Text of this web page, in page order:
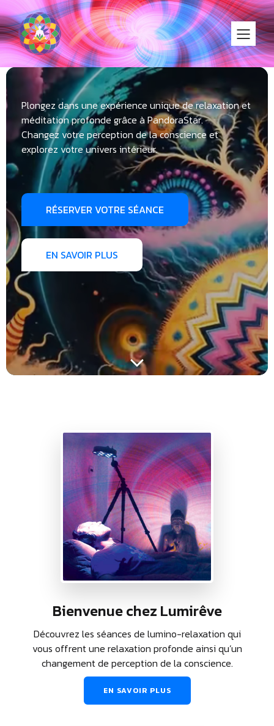
Plongez dans une expérience unique de relaxation et
méditation profonde grâce à PandoraStar.
Changez votre perception de la conscience et
explorez votre univers intérieur.
RÉSERVER VOTRE SÉANCE
EN SAVOIR PLUS
Bienvenue chez Lumirêve
Découvrez les séances de lumino-relaxation qui
vous offrent une relaxation profonde ainsi qu’un
changement de perception de la conscience.
EN SAVOIR PLUS